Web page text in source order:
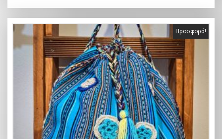
g
i
n
a
l
p
r
i
c
e
w
έ
χ
υ
σ
α
τ
ι
μ
ή
ε
Προσφορά!